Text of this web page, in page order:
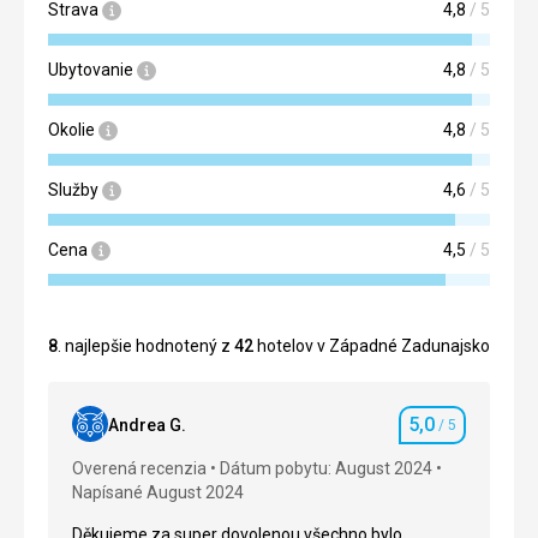
Strava 4,8 / 5
Ubytovanie 4,8 / 5
Okolie 4,8 / 5
Služby 4,6 / 5
Cena 4,5 / 5
8. najlepšie hodnotený z 42 hotelov v Západné Zadunajsko
Andrea G. Hodnotenie
5,0 / 5
Overená recenzia
Dátum pobytu: August 2024
Napísané August 2024